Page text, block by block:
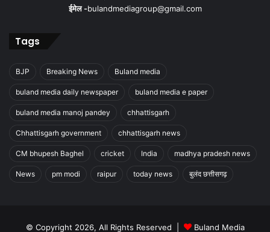
ईमेल -bulandmediagroup@gmail.com
Tags
BJP Breaking News Buland media
buland media daily newspaper buland media e paper
buland media manoj pandey chhattisgarh
Chhattisgarh government chhattisgarh news
CM bhupesh Baghel cricket India madhya pradesh news
News pm modi raipur today news बुलंद छत्तीसगढ़
© Copyright 2026, All Rights Reserved | Buland Media